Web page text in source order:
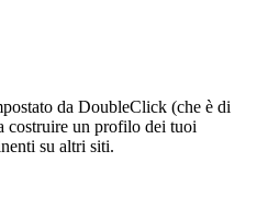
da DoubleClick (che è di
costruire un profilo dei tuoi
su altri siti.